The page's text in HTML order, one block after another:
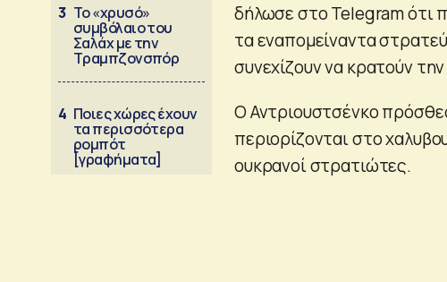
3 Το «χρυσό»
συμβόλαιο του
Σαλάχ με την
Τραμπζονσπόρ
4 Ποιες χώρες έχουν
τα περισσότερα
ρομπότ
[γραφήματα]
δήλωσε στο Telegram ότι
τα εναπομείναντα
συνεχίζουν να κρατούν
Ο Αντριουστσένκο
περιορίζονται στο
ουκρανοί στρατιώτες.